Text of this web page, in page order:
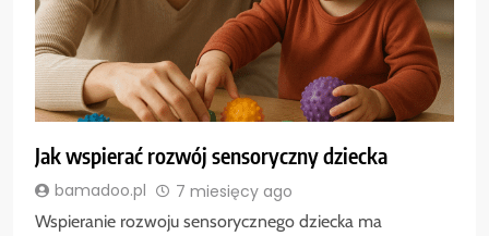
Jak wspierać rozwój sensoryczny dziecka
bamadoo.pl 7 miesięcy ago
Wspieranie rozwoju sensorycznego dziecka ma